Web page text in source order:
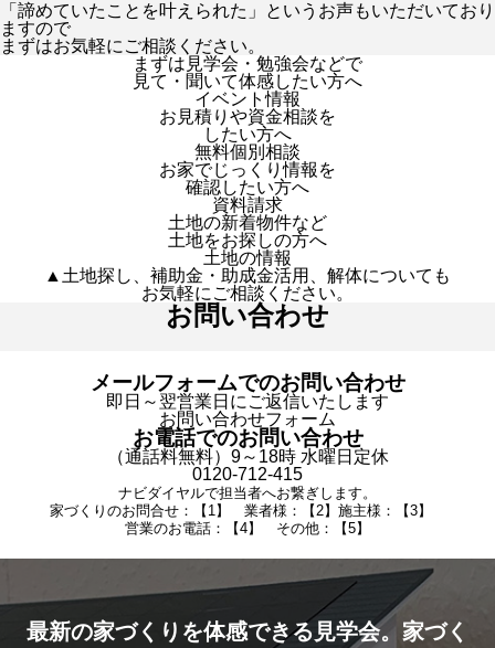
「諦めていたことを叶えられた」というお声もいただいており
ますので
まずはお気軽にご相談ください。
まずは見学会・勉強会などで
見て・聞いて体感したい方へ
イベント情報
お見積りや資金相談を
したい方へ
無料個別相談
お家でじっくり情報を
確認したい方へ
資料請求
土地の新着物件など
土地をお探しの方へ
土地の情報
▲土地探し、補助金・助成金活用、解体についても
お気軽にご相談ください。
お問い合わせ
メールフォームでのお問い合わせ
即日～翌営業日にご返信いたします
お問い合わせフォーム
お電話でのお問い合わせ
（通話料無料）9～18時 水曜日定休
0120-712-415
ナビダイヤルで担当者へお繋ぎします。
家づくりのお問合せ：【1】 業者様：【2】施主様：【3】
営業のお電話：【4】 その他：【5】
最新の家づくりを体感できる見学会。家づく